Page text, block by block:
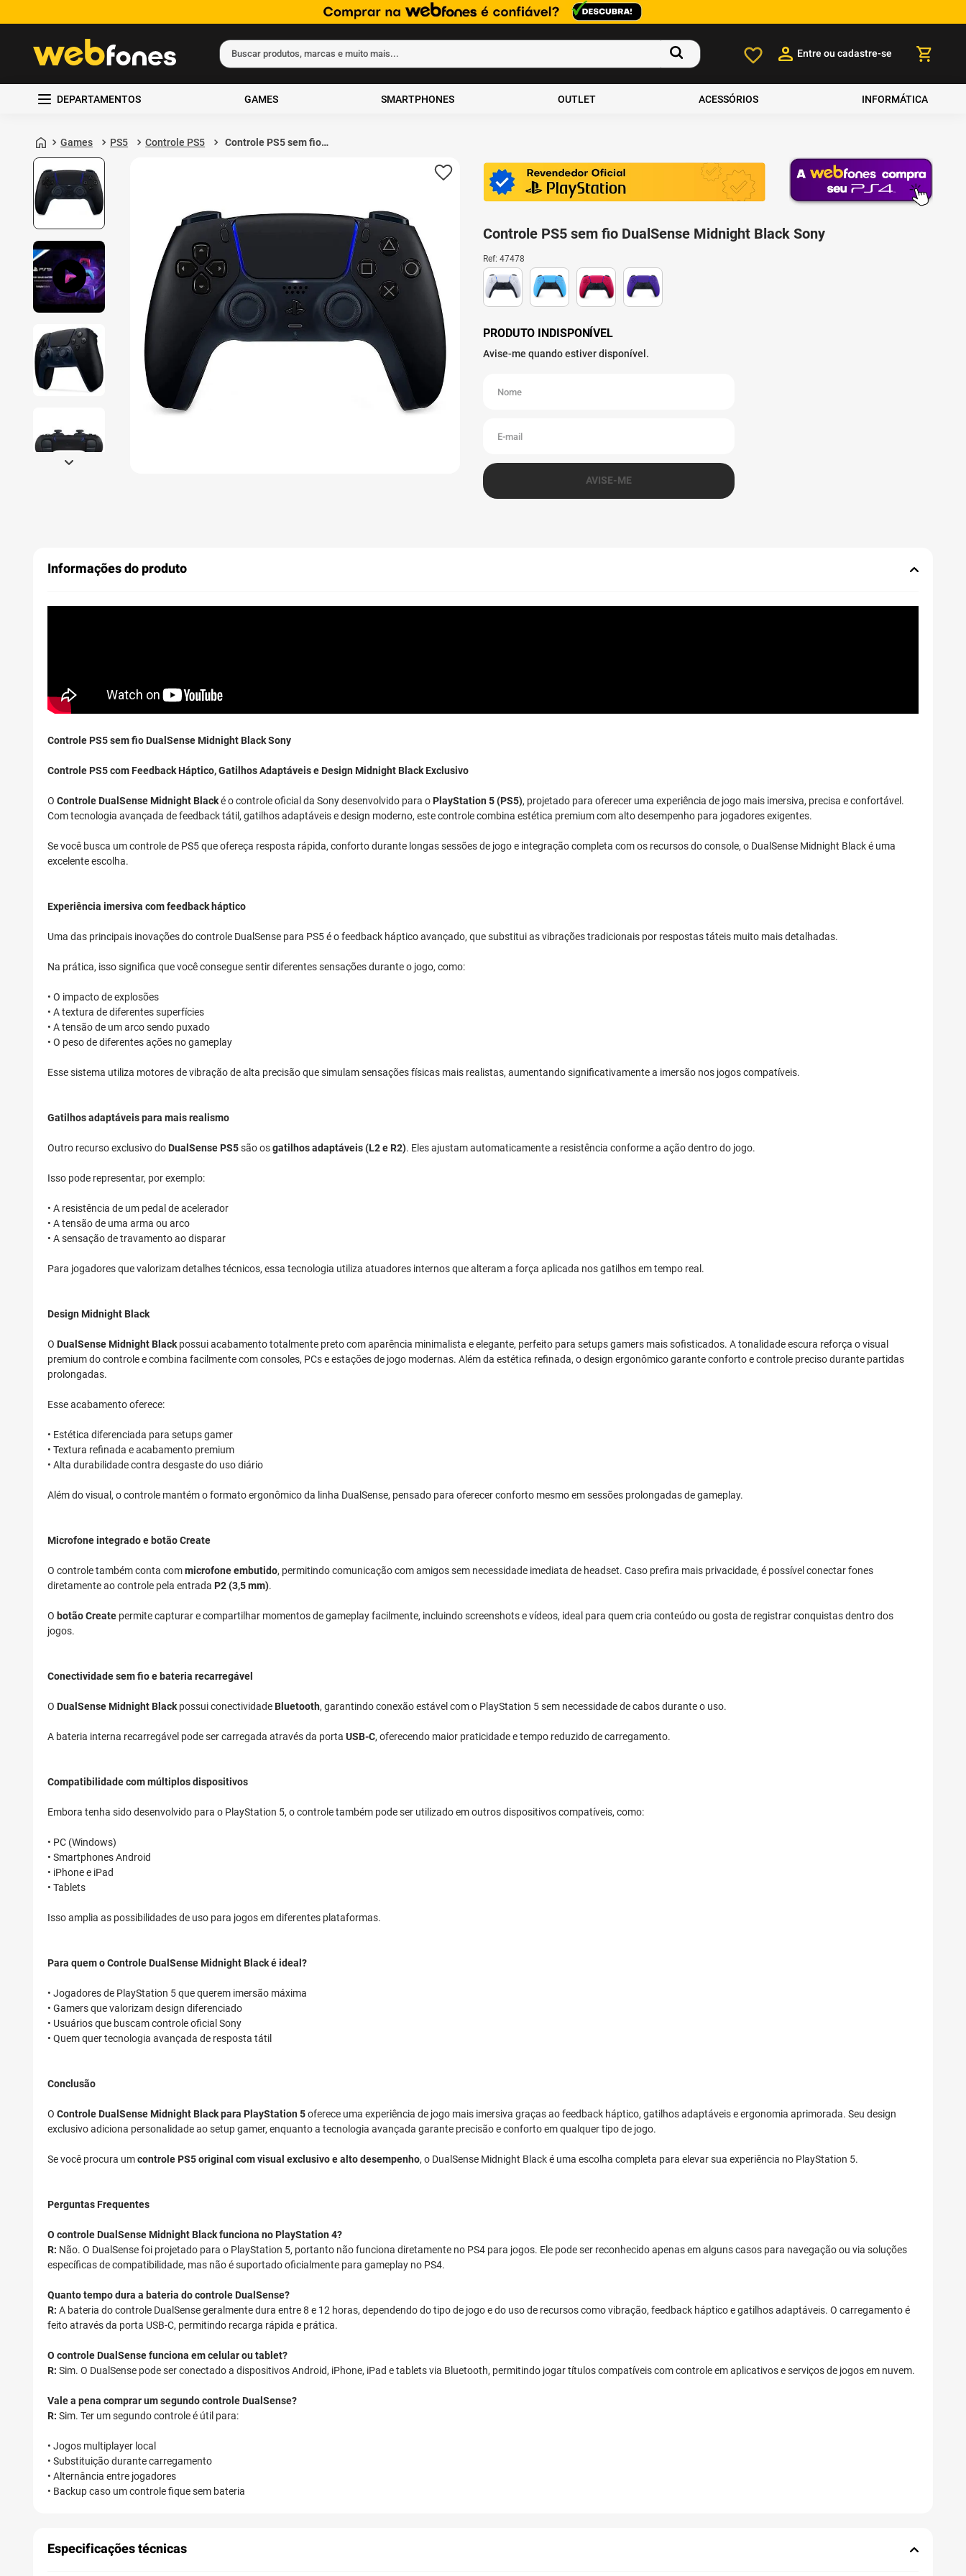
Buscar produtos, marcas e muito mais...
Entre ou cadastre-se
DEPARTAMENTOS GAMES SMARTPHONES OUTLET ACESSÓRIOS INFORMÁTICA
Games PS5 Controle PS5
Controle PS5 sem fio
Controle PS5 sem fio DualSense Midnight Black Sony
Ref: 47478
Informações do produto
Controle PS5 sem fio DualSense Midnight Black Sony
Controle PS5 com Feedback Háptico, Gatilhos Adaptáveis e Design Midnight Black Exclusivo
O Controle DualSense Midnight Blacké o controle oficial da Sony desenvolvido para oPlayStation 5 (PS5), projetado para oferecer uma experiência de jogo mais imersiva, precisa e confortável.
Com tecnologia avançada de feedback tátil, gatilhos adaptáveis e design moderno, este controle combina estética premium com alto desempenho para jogadores exigentes.
Se você busca um controle de PS5 que ofereça resposta rápida, conforto durante longas sessões de jogo e integração completa com os recursos do console, o DualSense Midnight Black é uma
excelente escolha.
Experiência imersiva com feedback háptico
Uma das principais inovações do controle DualSense para PS5 é o feedback háptico avançado, que substitui as vibrações tradicionais por respostas táteis muito mais detalhadas.
Na prática, isso significa que você consegue sentir diferentes sensações durante o jogo, como:
• O impacto de explosões
• A textura de diferentes superfícies
• A tensão de um arco sendo puxado
• O peso de diferentes ações no gameplay
Esse sistema utiliza motores de vibração de alta precisão que simulam sensações físicas mais realistas, aumentando significativamente a imersão nos jogos compatíveis.
Gatilhos adaptáveis para mais realismo
Outro recurso exclusivo doDualSense PS5são osgatilhos adaptáveis (L2 e R2). Eles ajustam automaticamente a resistência conforme a ação dentro do jogo.
Isso pode representar, por exemplo:
• A resistência de um pedal de acelerador
• A tensão de uma arma ou arco
• A sensação de travamento ao disparar
Para jogadores que valorizam detalhes técnicos, essa tecnologia utiliza atuadores internos que alteram a força aplicada nos gatilhos em tempo real.
Design Midnight Black
O DualSense Midnight Blackpossui acabamento totalmente preto com aparência minimalista e elegante, perfeito para setups gamers mais sofisticados. A tonalidade escura reforça o visual
premium do controle e combina facilmente com consoles, PCs e estações de jogo modernas. Além da estética refinada, o design ergonômico garante conforto e controle preciso durante partidas
prolongadas.
Esse acabamento oferece:
• Estética diferenciada para setups gamer
• Textura refinada e acabamento premium
• Alta durabilidade contra desgaste do uso diário
Além do visual, o controle mantém o formato ergonômico da linha DualSense, pensado para oferecer conforto mesmo em sessões prolongadas de gameplay.
Microfone integrado e botão Create
O controle também conta commicrofone embutido, permitindo comunicação com amigos sem necessidade imediata de headset. Caso prefira mais privacidade, é possível conectar fones
diretamente ao controle pela entrada P2 (3,5 mm).
O botão Create permite capturar e compartilhar momentos de gameplay facilmente, incluindo screenshots e vídeos, ideal para quem cria conteúdo ou gosta de registrar conquistas dentro dos
jogos.
Conectividade sem fio e bateria recarregável
O DualSense Midnight Blackpossui conectividadeBluetooth, garantindo conexão estável com o PlayStation 5 sem necessidade de cabos durante o uso.
A bateria interna recarregável pode ser carregada através da porta USB-C, oferecendo maior praticidade e tempo reduzido de carregamento.
Compatibilidade com múltiplos dispositivos
Embora tenha sido desenvolvido para o PlayStation 5, o controle também pode ser utilizado em outros dispositivos compatíveis, como:
• PC (Windows)
• Smartphones Android
• iPhone e iPad
• Tablets
Isso amplia as possibilidades de uso para jogos em diferentes plataformas.
Para quem o Controle DualSense Midnight Black é ideal?
• Jogadores de PlayStation 5 que querem imersão máxima
• Gamers que valorizam design diferenciado
• Usuários que buscam controle oficial Sony
• Quem quer tecnologia avançada de resposta tátil
Conclusão
O Controle DualSense Midnight Black para PlayStation 5oferece uma experiência de jogo mais imersiva graças ao feedback háptico, gatilhos adaptáveis e ergonomia aprimorada. Seu design
exclusivo adiciona personalidade ao setup gamer, enquanto a tecnologia avançada garante precisão e conforto em qualquer tipo de jogo.
Se você procura umcontrole PS5 original com visual exclusivo e alto desempenho, o DualSense Midnight Black é uma escolha completa para elevar sua experiência no PlayStation 5.
Perguntas Frequentes
O controle DualSense Midnight Black funciona no PlayStation 4?
R: Não. O DualSense foi projetado para o PlayStation 5, portanto não funciona diretamente no PS4 para jogos. Ele pode ser reconhecido apenas em alguns casos para navegação ou via soluções
específicas de compatibilidade, mas não é suportado oficialmente para gameplay no PS4.
Quanto tempo dura a bateria do controle DualSense?
R: A bateria do controle DualSense geralmente dura entre 8 e 12 horas, dependendo do tipo de jogo e do uso de recursos como vibração, feedback háptico e gatilhos adaptáveis. O carregamento é
feito através da porta USB-C, permitindo recarga rápida e prática.
O controle DualSense funciona em celular ou tablet?
R: Sim. O DualSense pode ser conectado a dispositivos Android, iPhone, iPad e tablets via Bluetooth, permitindo jogar títulos compatíveis com controle em aplicativos e serviços de jogos em nuvem.
Vale a pena comprar um segundo controle DualSense?
R: Sim. Ter um segundo controle é útil para:
• Jogos multiplayer local
• Substituição durante carregamento
• Alternância entre jogadores
• Backup caso um controle fique sem bateria
Especificações técnicas
Termos mais buscados
gift card
notebook